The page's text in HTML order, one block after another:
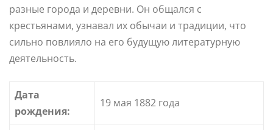
разные города и деревни. Он общался с
крестьянами, узнавал их обычаи и традиции, что
сильно повлияло на его будущую литературную
деятельность.
Дата
рождения:
19 мая 1882 года